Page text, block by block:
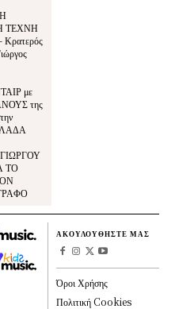
ΤΕΧΝΗ
με
της
ΤΟ
ΑΚΟΥΛΟΥΘΗΣΤΕ ΜΑΣ
Όροι Χρήσης
Πολιτική Cookies